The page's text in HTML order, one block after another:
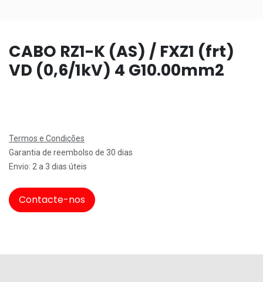
CABO RZ1-K (AS) / FXZ1 (frt)
VD (0,6/1kV) 4 G10.00mm2
Termos e Condições
Garantia de reembolso de 30 dias
Envio: 2 a 3 dias úteis
Contacte-nos